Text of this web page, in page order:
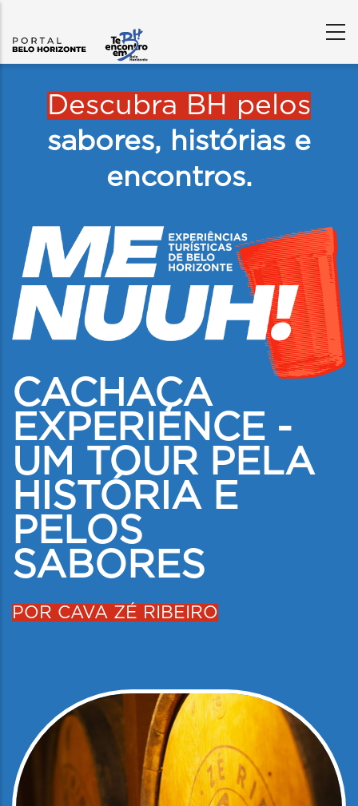
Descubra BH pelos
sabores, histórias e
encontros.
CACHAÇA
EXPERIENCE -
UM TOUR PELA
HISTÓRIA E
PELOS
SABORES
POR CAVA ZÉ RIBEIRO